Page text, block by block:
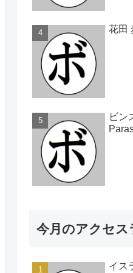
花田
ビン
今月のアクセ
イス